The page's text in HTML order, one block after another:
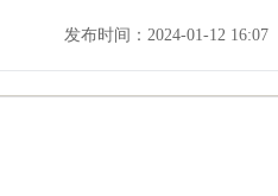
发布时间：2024-01-12 16:07